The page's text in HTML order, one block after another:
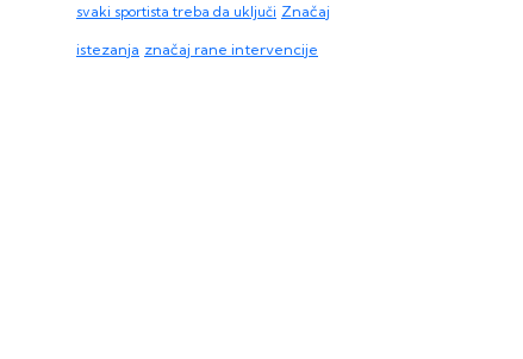
svaki sportista treba da uključi Značaj
istezanja značaj rane intervencije